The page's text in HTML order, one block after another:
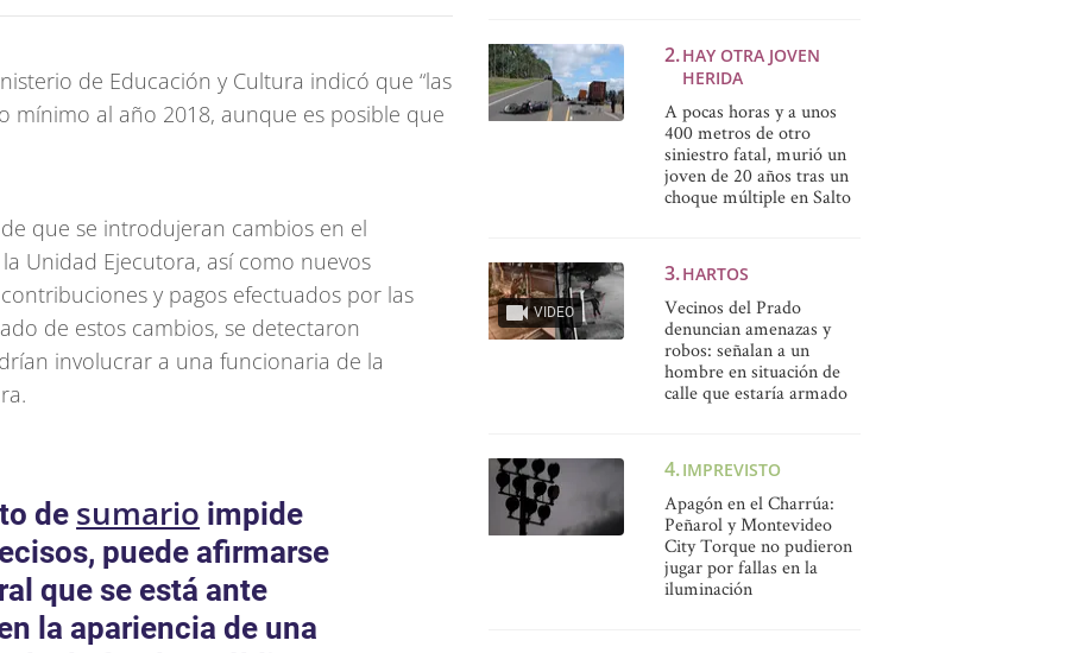
de Educación y Cultura indicó que “las
mínimo al año 2018, aunque es posible que
que se introdujeran cambios en el
Unidad Ejecutora, así como nuevos
y pagos efectuados por las
de estos cambios, se detectaron
involucrar a una funcionaria de la
de sumario impide
puede afirmarse
que se está ante
la apariencia de una
HAY OTRA JOVEN
HERIDA
A pocas horas y a unos
400 metros de otro
siniestro fatal, murió un
joven de 20 años tras un
choque múltiple en Salto
VIDEO
HARTOS
Vecinos del Prado
denuncian amenazas y
robos: señalan a un
hombre en situación de
calle que estaría armado
IMPREVISTO
Apagón en el Charrúa:
Peñarol y Montevideo
City Torque no pudieron
jugar por fallas en la
iluminación